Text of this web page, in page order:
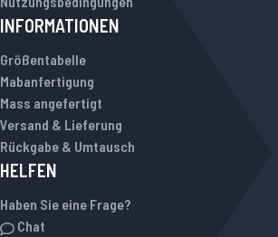
INFORMATIONEN
Größentabelle
Mabanfertigung
Mass angefertigt
Versand & Lieferung
Rückgabe & Umtausch
HELFEN
Haben Sie eine Frage?
Chat